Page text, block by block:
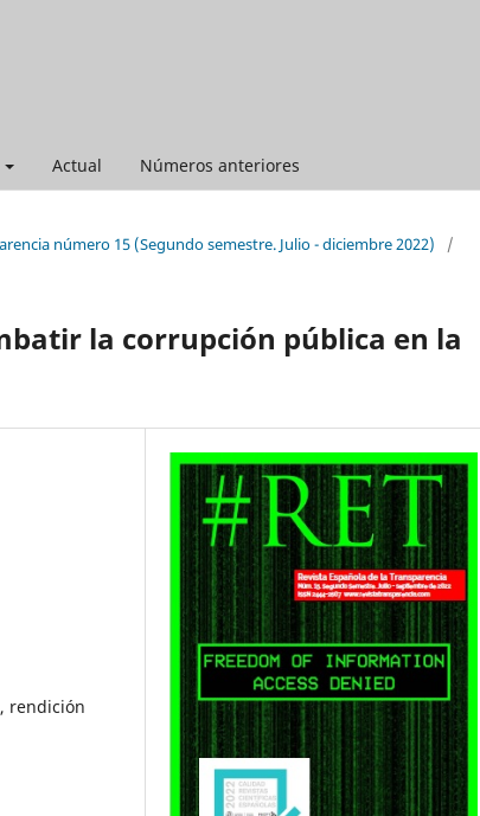
Actual Números anteriores
número 15 (Segundo semestre. Julio - diciembre 2022)
/
la corrupción pública en la
rendición